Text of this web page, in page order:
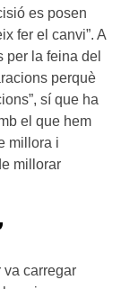
es posen
fer el canvi”. A
per la feina del
perquè
sí que ha
el que hem
millora i
millorar
va carregar